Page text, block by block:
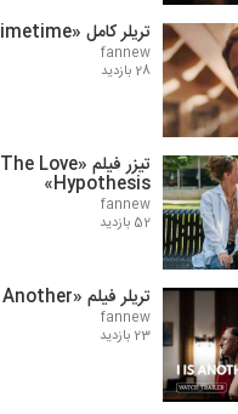
تریلر کامل «Primetime»
fannew
28 بازدید
تیزر فیلم «The Love
Hypothesis»
fannew
52 بازدید
تریلر فیلم «I Is Another»
fannew
23 بازدید